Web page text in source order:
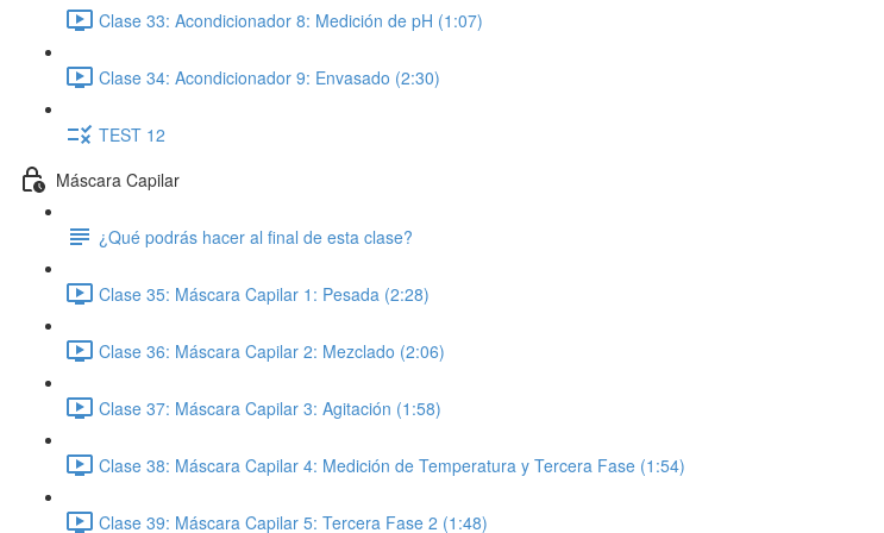
Clase 33: Acondicionador 8: Medición de pH (1:07)
Clase 34: Acondicionador 9: Envasado (2:30)
TEST 12
Máscara Capilar
¿Qué podrás hacer al final de esta clase?
Clase 35: Máscara Capilar 1: Pesada (2:28)
Clase 36: Máscara Capilar 2: Mezclado (2:06)
Clase 37: Máscara Capilar 3: Agitación (1:58)
Clase 38: Máscara Capilar 4: Medición de Temperatura y Tercera Fase (1:54)
Clase 39: Máscara Capilar 5: Tercera Fase 2 (1:48)